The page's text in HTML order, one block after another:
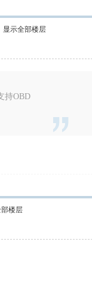
显示全部楼层
持OBD
楼层